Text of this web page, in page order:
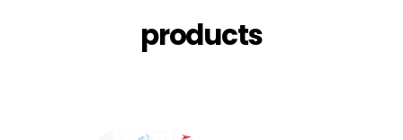
products